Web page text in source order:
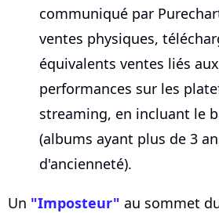
communiqué par
ventes physiques,
équivalents ventes liés aux
performances sur les
streaming, en incluant le
(albums ayant plus de 3
d'ancienneté).
Un "Imposteur" au sommet